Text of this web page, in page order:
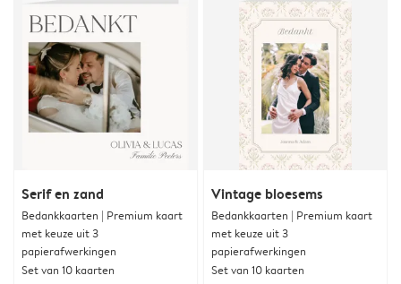
Serif en zand
Bedankkaarten | Premium kaart
met keuze uit 3
papierafwerkingen
Set van 10 kaarten
Vintage bloesems
Bedankkaarten | Premium kaart
met keuze uit 3
papierafwerkingen
Set van 10 kaarten